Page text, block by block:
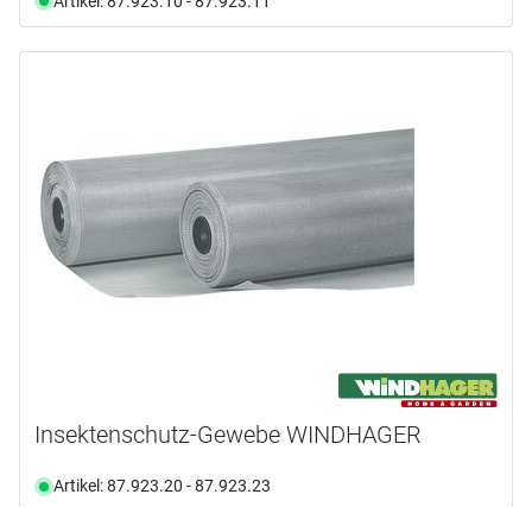
Insektenschutz-Gewebe WINDHAGER
Artikel: 87.923.20 - 87.923.23